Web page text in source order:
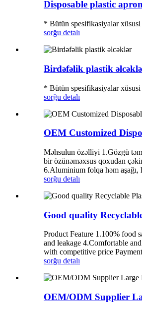
Disposable plastic
* Bütün spesifikasiyalar
sorğu detalı
Birdəfəlik plastik
* Bütün spesifikasiyalar
sorğu detalı
OEM Customized
Məhsulun özəlliyi 1.Gözgü
bir özünəməxsus qoxudan
6.Aluminium folqa həm aşağı,
sorğu detalı
Good quality
Product Feature 1.100% food
and leakage 4.Comfortable
with competitive price
sorğu detalı
OEM/ODM Supplier